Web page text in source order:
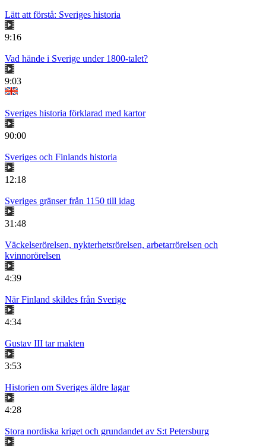
Lätt att förstå: Sveriges historia
9:16
Vad hände i Sverige under 1800-talet?
9:03
Sveriges historia förklarad med kartor
90:00
Sveriges och Finlands historia
12:18
Sveriges gränser från 1150 till idag
31:48
Väckelserörelsen, nykterhetsrörelsen, arbetarrörelsen och
kvinnorörelsen
4:39
När Finland skildes från Sverige
4:34
Gustav III tar makten
3:53
Historien om Sveriges äldre lagar
4:28
Stora nordiska kriget och grundandet av S:t Petersburg